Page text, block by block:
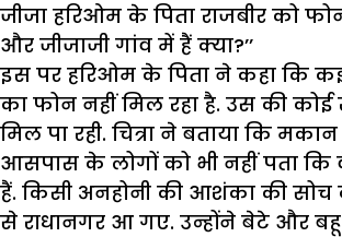
जीजा हरिओम के पिता राजबीर को फोन
और जीजाजी गांव में हैं क्या?’’
इस पर हरिओम के पिता ने कहा कि
का फोन नहीं मिल रहा है. उस की कोई
मिल पा रही. चित्रा ने बताया कि
आसपास के लोगों को भी नहीं पता
हैं. किसी अनहोनी की आशंका की सोच
से राधानगर आ गए. उन्होंने बेटे और